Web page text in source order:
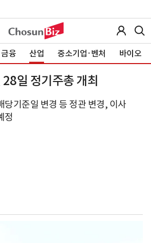
금융 산업 중소기업·벤처 바이오
일 정기주총 개최
당기준일 변경 등 정관 변경, 이사
정